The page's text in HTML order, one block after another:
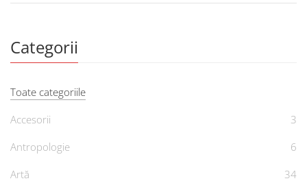
Categorii
Toate categoriile
Accesorii
3
Antropologie
6
Artă
34